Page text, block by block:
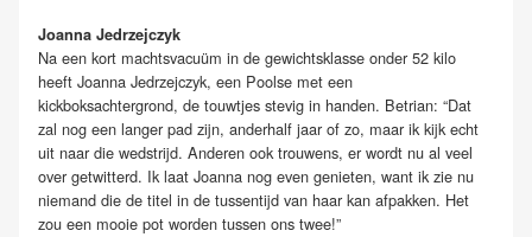
Joanna Jedrzejczyk
Na een kort machtsvacuüm in de gewichtsklasse onder 52 kilo
heeft Joanna Jedrzejczyk, een Poolse met een
kickboksachtergrond, de touwtjes stevig in handen. Betrian: “Dat
zal nog een langer pad zijn, anderhalf jaar of zo, maar ik kijk echt
uit naar die wedstrijd. Anderen ook trouwens, er wordt nu al veel
over getwitterd. Ik laat Joanna nog even genieten, want ik zie nu
niemand die de titel in de tussentijd van haar kan afpakken. Het
zou een mooie pot worden tussen ons twee!”